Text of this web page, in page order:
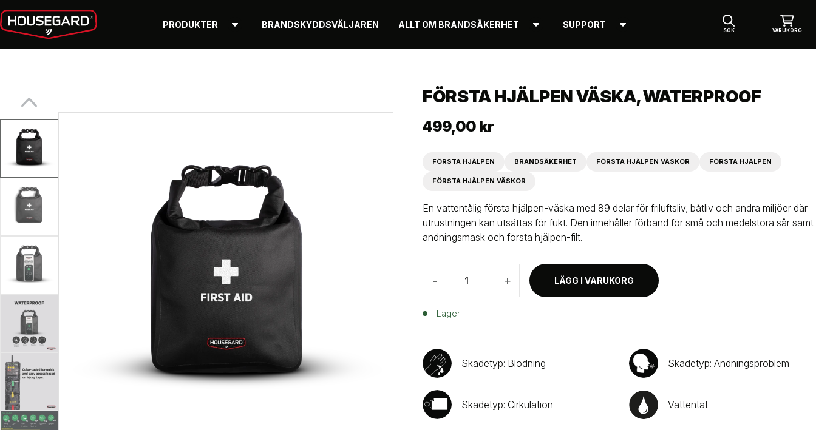
PRODUKTER BRANDSKYDDSVÄLJAREN ALLT OM BRANDSÄKERHET SUPPORT
SÖK VARUKORG
FÖRSTA HJÄLPEN VÄSKA, WATERPROOF
499,00 kr
FÖRSTA HJÄLPEN BRANDSÄKERHET FÖRSTA HJÄLPEN VÄSKOR FÖRSTA HJÄLPEN
FÖRSTA HJÄLPEN VÄSKOR
En vattentålig första hjälpen-väska med 89 delar för friluftsliv, båtliv och andra miljöer där
utrustningen kan utsättas för fukt. Den innehåller förband för små och medelstora sår samt
andningsmask och första hjälpen-filt.
- + LÄGG I VARUKORG
I Lager
Skadetyp: Blödning Skadetyp: Andningsproblem
Skadetyp: Cirkulation Vattentät